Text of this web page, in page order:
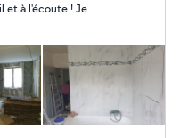
à l'écoute ! Je